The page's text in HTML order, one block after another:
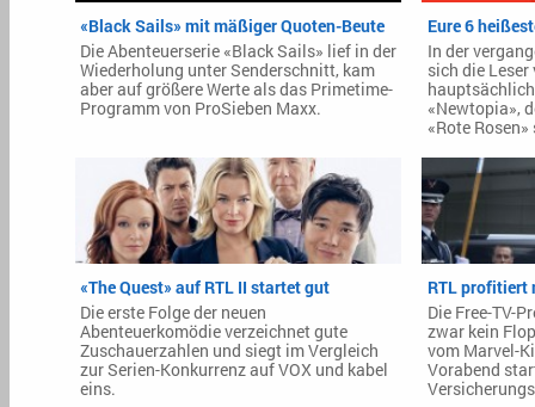
«Black Sails» mit mäßiger Quoten-Beute
Die Abenteuerserie «Black Sails» lief in der
Wiederholung unter Senderschnitt, kam
aber auf größere Werte als das Primetime-
Programm von ProSieben Maxx.
Eure 6
In der
sich die Leser
«Newtopia»,
«Rote
«The Quest» auf RTL II startet gut
Die erste Folge der neuen
Abenteuerkomödie verzeichnet gute
Zuschauerzahlen und siegt im Vergleich
zur Serien-Konkurrenz auf VOX und kabel
eins.
RTL profitiert
Die Free-TV-
zwar kein
vom Marvel-
Vorabend